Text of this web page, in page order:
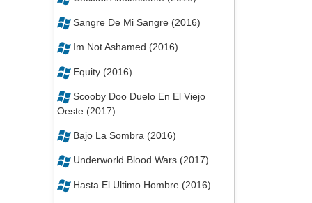
Sangre De Mi Sangre (2016)
Im Not Ashamed (2016)
Equity (2016)
Scooby Doo Duelo En El Viejo
Oeste (2017)
Bajo La Sombra (2016)
Underworld Blood Wars (2017)
Hasta El Ultimo Hombre (2016)